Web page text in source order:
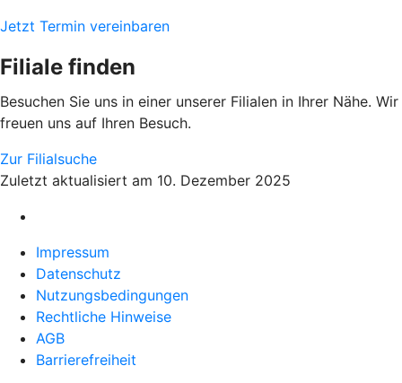
Jetzt Termin vereinbaren
Filiale finden
Besuchen Sie uns in einer unserer Filialen in Ihrer Nähe. Wir
freuen uns auf Ihren Besuch.
Zur Filialsuche
Zuletzt aktualisiert am 10. Dezember 2025
Impressum
Datenschutz
Nutzungsbedingungen
Rechtliche Hinweise
AGB
Barrierefreiheit